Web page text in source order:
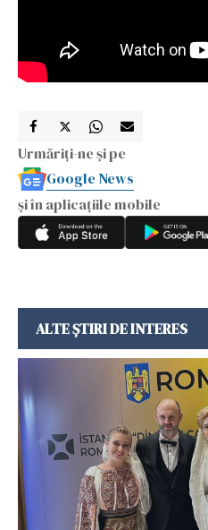
Urmăriți-ne și pe
Google News
și în aplicațiile mobile
ALTE ȘTIRI DE INTERES